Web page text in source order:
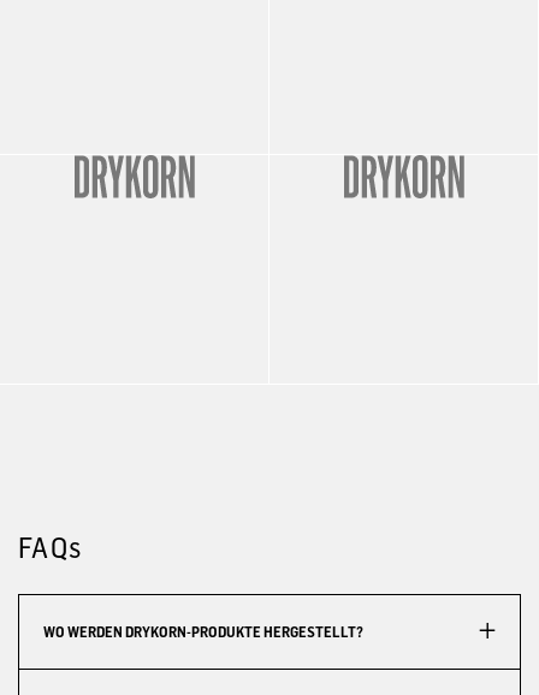
FAQs
WO WERDEN DRYKORN-PRODUKTE HERGESTELLT?